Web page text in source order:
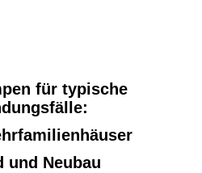
für typische
und Neubau